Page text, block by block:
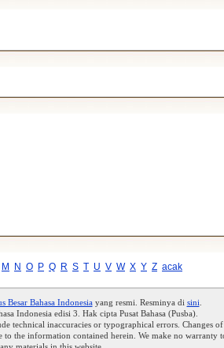
M N O P Q R S T U V W X Y Z acak
Besar Bahasa Indonesiayang resmi. Resminya di sini
Indonesia edisi 3. Hak cipta Pusat Bahasa (Pusba).
technical inaccuracies or typographical errors. Changes of
to the information contained herein. We make no warranty